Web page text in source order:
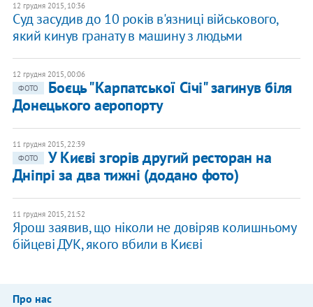
12 грудня 2015, 10:36
Суд засудив до 10 років в'язниці військового,
який кинув гранату в машину з людьми
12 грудня 2015, 00:06
ФОТО
Боєць "Карпатської Січі" загинув біля
Донецького аеропорту
11 грудня 2015, 22:39
ФОТО
У Києві згорів другий ресторан на
Дніпрі за два тижні (додано фото)
11 грудня 2015, 21:52
Ярош заявив, що ніколи не довіряв колишньому
бійцеві ДУК, якого вбили в Києві
Про нас